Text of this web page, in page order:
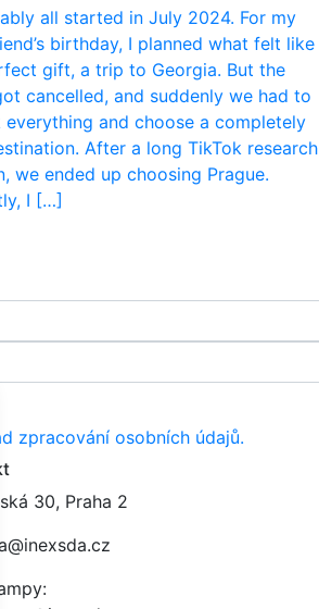
all started in July 2024. For my
birthday, I planned what felt like
gift, a trip to Georgia. But the
cancelled, and suddenly we had to
everything and choose a completely
After a long TikTok research
we ended up choosing Prague.
I […]
zpracování osobních údajů.
30, Praha 2